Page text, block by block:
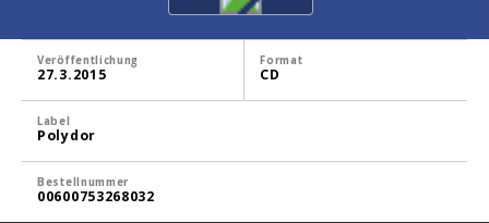
Veröffentlichung
27.3.2015
Format
CD
Label
Polydor
Bestellnummer
00600753268032